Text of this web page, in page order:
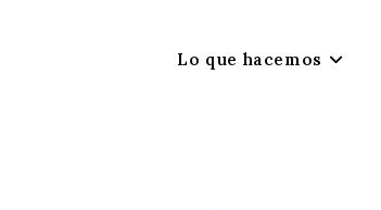
Lo que hacemos